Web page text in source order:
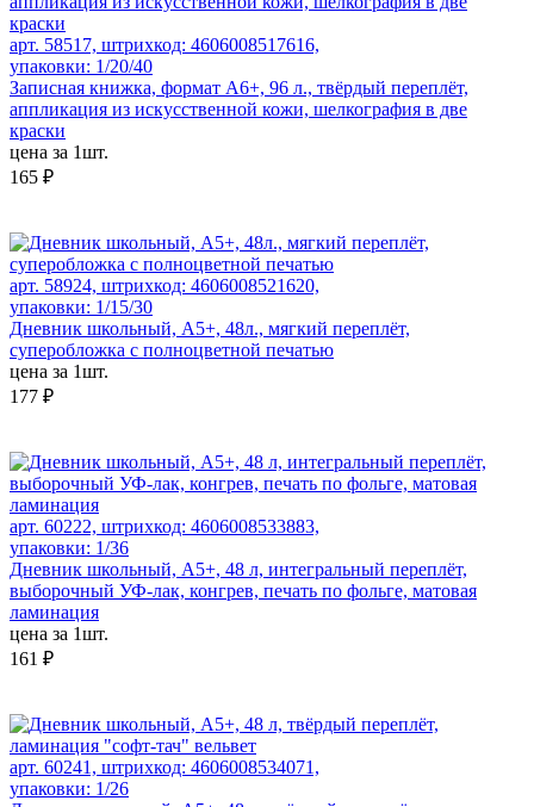
арт. 58517, штрихкод: 4606008517616,
упаковки: 1/20/40
Записная книжка, формат А6+, 96 л., твёрдый переплёт,
аппликация из искусственной кожи, шелкография в две
краски
цена за 1шт.
165 ₽
арт. 58924, штрихкод: 4606008521620,
упаковки: 1/15/30
Дневник школьный, А5+, 48л., мягкий переплёт,
суперобложка с полноцветной печатью
цена за 1шт.
177 ₽
арт. 60222, штрихкод: 4606008533883,
упаковки: 1/36
Дневник школьный, А5+, 48 л, интегральный переплёт,
выборочный УФ-лак, конгрев, печать по фольге, матовая
ламинация
цена за 1шт.
161 ₽
арт. 60241, штрихкод: 4606008534071,
упаковки: 1/26